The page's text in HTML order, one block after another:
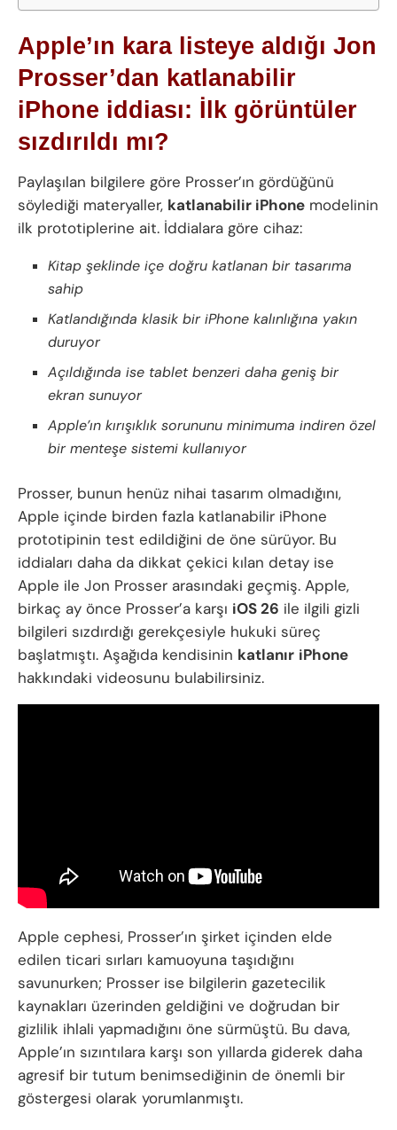
Apple’ın kara listeye aldığı Jon
Prosser’dan katlanabilir
iPhone iddiası: İlk görüntüler
sızdırıldı mı?
Paylaşılan bilgilere göre Prosser’ın gördüğünü
söylediği materyaller, katlanabilir iPhone modelinin
ilk prototiplerine ait. İddialara göre cihaz:
Kitap şeklinde içe doğru katlanan bir tasarıma
sahip
Katlandığında klasik bir iPhone kalınlığına yakın
duruyor
Açıldığında ise tablet benzeri daha geniş bir
ekran sunuyor
Apple’ın kırışıklık sorununu minimuma indiren özel
bir menteşe sistemi kullanıyor
Prosser, bunun henüz nihai tasarım olmadığını,
Apple içinde birden fazla katlanabilir iPhone
prototipinin test edildiğini de öne sürüyor. Bu
iddiaları daha da dikkat çekici kılan detay ise
Apple ile Jon Prosser arasındaki geçmiş. Apple,
birkaç ay önce Prosser’a karşı iOS 26 ile ilgili gizli
bilgileri sızdırdığı gerekçesiyle hukuki süreç
başlatmıştı. Aşağıda kendisinin katlanır iPhone
hakkındaki videosunu bulabilirsiniz.
Apple cephesi, Prosser’ın şirket içinden elde
edilen ticari sırları kamuoyuna taşıdığını
savunurken; Prosser ise bilgilerin gazetecilik
kaynakları üzerinden geldiğini ve doğrudan bir
gizlilik ihlali yapmadığını öne sürmüştü. Bu dava,
Apple’ın sızıntılara karşı son yıllarda giderek daha
agresif bir tutum benimsediğinin de önemli bir
göstergesi olarak yorumlanmıştı.